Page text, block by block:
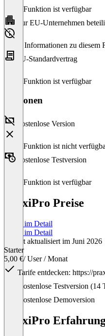
Diese Funktion ist verfügbar
Nur EU-Unternehmen
Keine Informationen zu diesem
EU-Standardvertrag
Diese Funktion ist verfügbar
Versionen
Kostenlose Version
Diese Funktion ist nicht
Kostenlose Testversion
Diese Funktion ist verfügbar
PraxiPro Preise
Preise im Detail
Preise im Detail
Zuletzt aktualisiert im Juni 2026
Starter
5,00 €/ User / Monat
Tarife entdecken: https://
Kostenlose Testversion (14
Kostenlose Demoversion
PraxiPro